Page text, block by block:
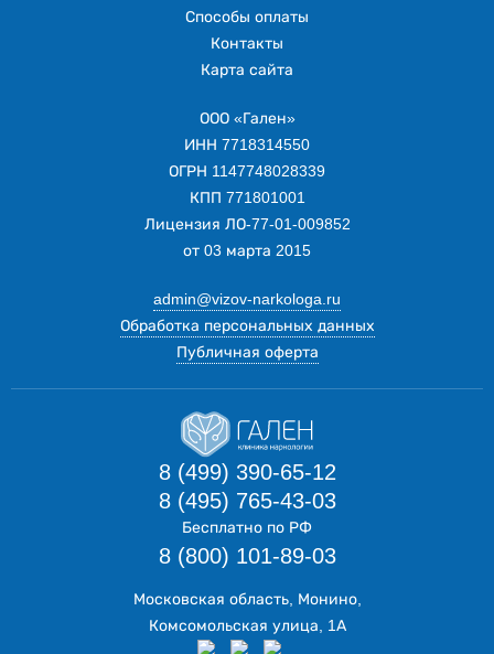
8 (499) 390-65-12
8 (495) 765-43-03
Бесплатно по РФ
8 (800) 101-89-03
Московская область, Монино,
Комсомольская улица, 1А
Способы оплаты
Контакты
Карта сайта
ООО «Гален»
ИНН 7718314550
ОГРН 1147748028339
КПП 771801001
Лицензия ЛО-77-01-009852
от 03 марта 2015
admin@vizov-narkologa.ru
Обработка персональных данных
Публичная оферта